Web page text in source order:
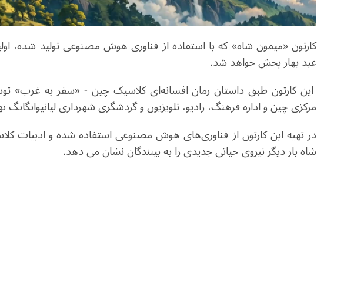
کارتون «میمون شاه» که با استفاده از فناوری هوش مصنوعی تولید شده،
عید بهار پخش خواهد شد.
این کارتون طبق داستان رمان افسانه‌ای کلاسیک چین - «سفر به غرب»
مرکزی چین و اداره فرهنگ، رادیو، تلویزیون و گردشگری شهرداری
در تهیه این کارتون از فناوری‌های هوش مصنوعی استفاده شده و ادبیات
شاه بار دیگر نیروی حیاتی جدیدی را به بینندگان نشان می دهد.